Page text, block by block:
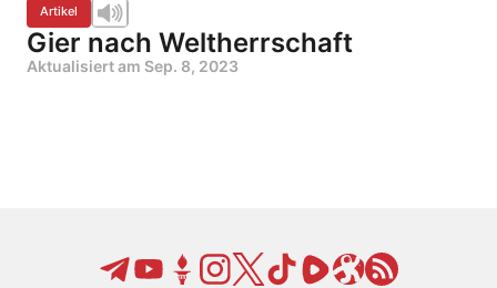
Artikel
Gier nach Weltherrschaft
Aktualisiert am Sep. 8, 2023